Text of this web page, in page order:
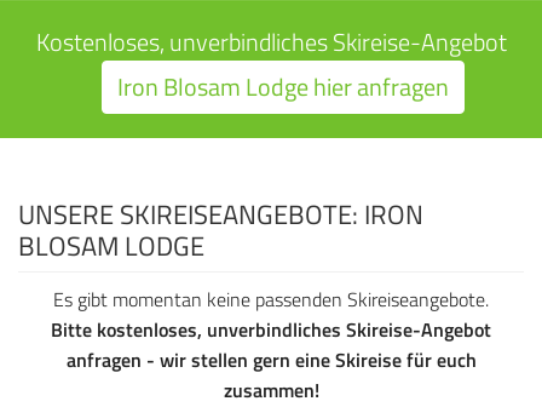
Kostenloses, unverbindliches Skireise-Angebot
Iron Blosam Lodge hier anfragen
UNSERE SKIREISEANGEBOTE: IRON
BLOSAM LODGE
Es gibt momentan keine passenden Skireiseangebote.
Bitte kostenloses, unverbindliches Skireise-Angebot
anfragen - wir stellen gern eine Skireise für euch
zusammen!